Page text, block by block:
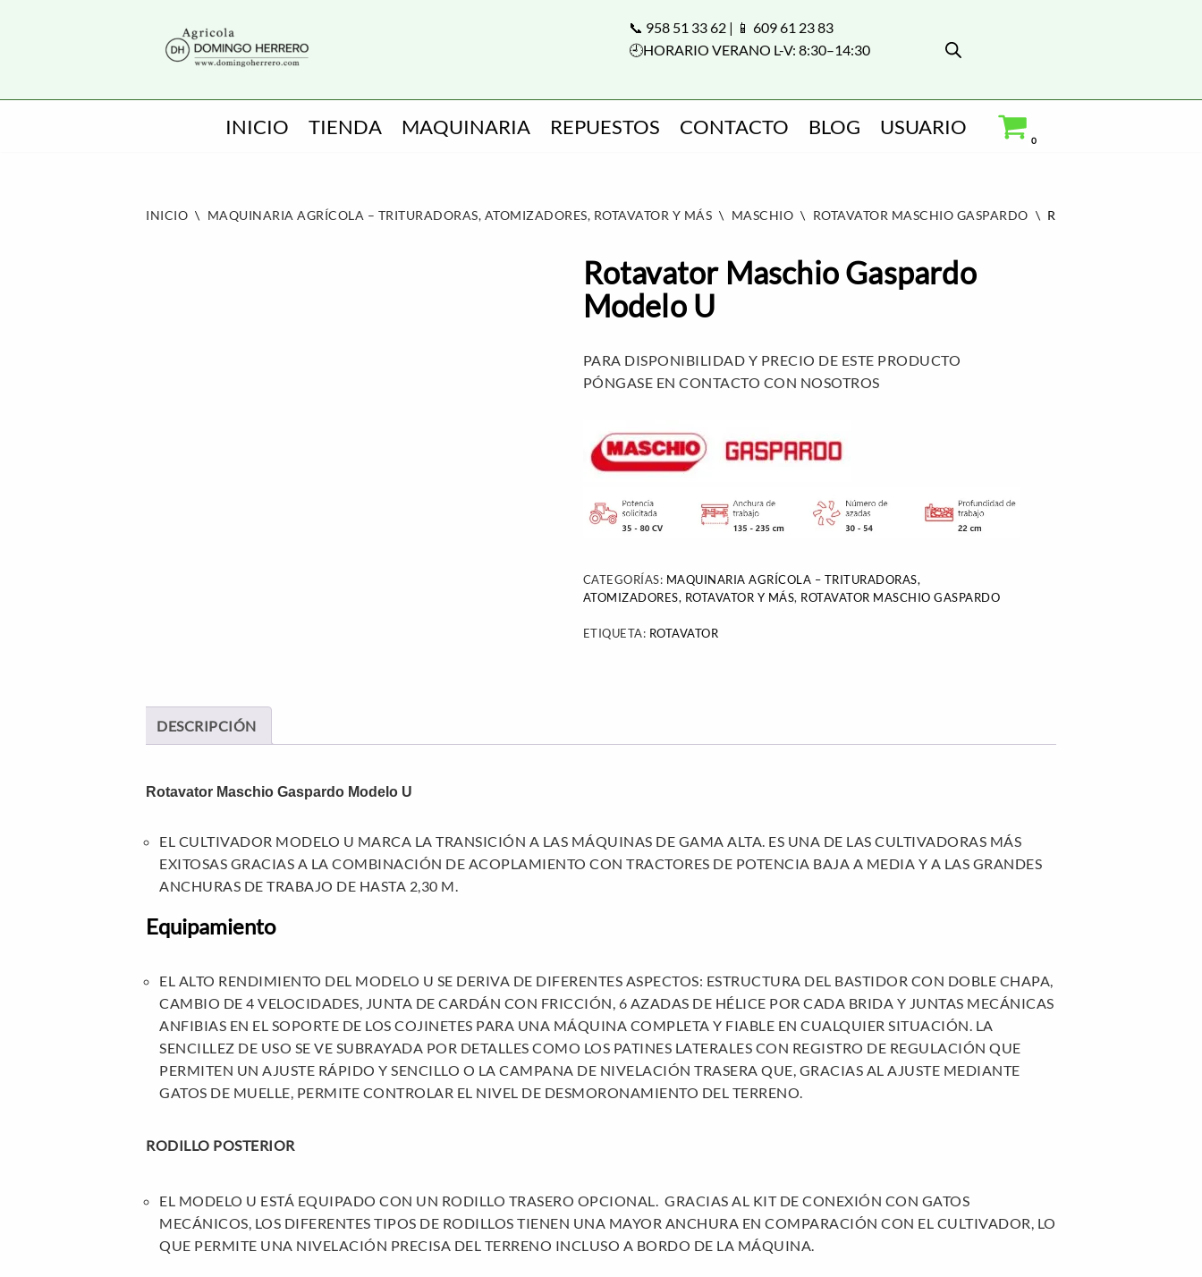
📞 958 51 33 62 | 📱 609 61 23 83
🕘HORARIO VERANO L-V: 8:30–14:30
INICIO TIENDA MAQUINARIA REPUESTOS CONTACTO BLOG USUARIO
0
INICIO \ MAQUINARIA AGRÍCOLA – TRITURADORAS, ATOMIZADORES, ROTAVATOR Y MÁS \ MASCHIO \ ROTAVATOR MASCHIO GASPARDO \ ROTAVATOR MASCHIO
Rotavator Maschio Gaspardo
Modelo U
PARA DISPONIBILIDAD Y PRECIO DE ESTE PRODUCTO
PÓNGASE EN CONTACTO CON NOSOTROS
CATEGORÍAS: MAQUINARIA AGRÍCOLA – TRITURADORAS,
ATOMIZADORES, ROTAVATOR Y MÁS, ROTAVATOR MASCHIO GASPARDO
ETIQUETA: ROTAVATOR
DESCRIPCIÓN
Rotavator Maschio Gaspardo Modelo U
EL CULTIVADOR MODELO U MARCA LA TRANSICIÓN A LAS MÁQUINAS DE GAMA ALTA. ES UNA DE LAS CULTIVADORAS MÁS
EXITOSAS GRACIAS A LA COMBINACIÓN DE ACOPLAMIENTO CON TRACTORES DE POTENCIA BAJA A MEDIA Y A LAS GRANDES
ANCHURAS DE TRABAJO DE HASTA 2,30 M.
Equipamiento
EL ALTO RENDIMIENTO DEL MODELO U SE DERIVA DE DIFERENTES ASPECTOS: ESTRUCTURA DEL BASTIDOR CON DOBLE CHAPA,
CAMBIO DE 4 VELOCIDADES, JUNTA DE CARDÁN CON FRICCIÓN, 6 AZADAS DE HÉLICE POR CADA BRIDA Y JUNTAS MECÁNICAS
ANFIBIAS EN EL SOPORTE DE LOS COJINETES PARA UNA MÁQUINA COMPLETA Y FIABLE EN CUALQUIER SITUACIÓN. LA
SENCILLEZ DE USO SE VE SUBRAYADA POR DETALLES COMO LOS PATINES LATERALES CON REGISTRO DE REGULACIÓN QUE
PERMITEN UN AJUSTE RÁPIDO Y SENCILLO O LA CAMPANA DE NIVELACIÓN TRASERA QUE, GRACIAS AL AJUSTE MEDIANTE
GATOS DE MUELLE, PERMITE CONTROLAR EL NIVEL DE DESMORONAMIENTO DEL TERRENO.
RODILLO POSTERIOR
EL MODELO U ESTÁ EQUIPADO CON UN RODILLO TRASERO OPCIONAL. GRACIAS AL KIT DE CONEXIÓN CON GATOS
MECÁNICOS, LOS DIFERENTES TIPOS DE RODILLOS TIENEN UNA MAYOR ANCHURA EN COMPARACIÓN CON EL CULTIVADOR, LO
QUE PERMITE UNA NIVELACIÓN PRECISA DEL TERRENO INCLUSO A BORDO DE LA MÁQUINA.